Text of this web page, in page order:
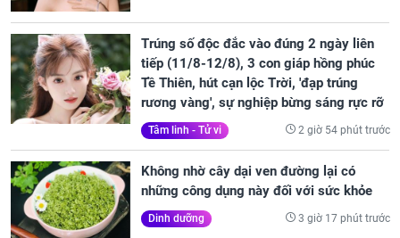
Trúng số độc đắc vào đúng 2 ngày liên
tiếp (11/8-12/8), 3 con giáp hồng phúc
Tề Thiên, hút cạn lộc Trời, 'đạp trúng
rương vàng', sự nghiệp bừng sáng rực rỡ
Tâm linh - Tử vi 2 giờ 54 phút trước
Không nhờ cây dại ven đường lại có
những công dụng này đối với sức khỏe
Dinh dưỡng 3 giờ 17 phút trước